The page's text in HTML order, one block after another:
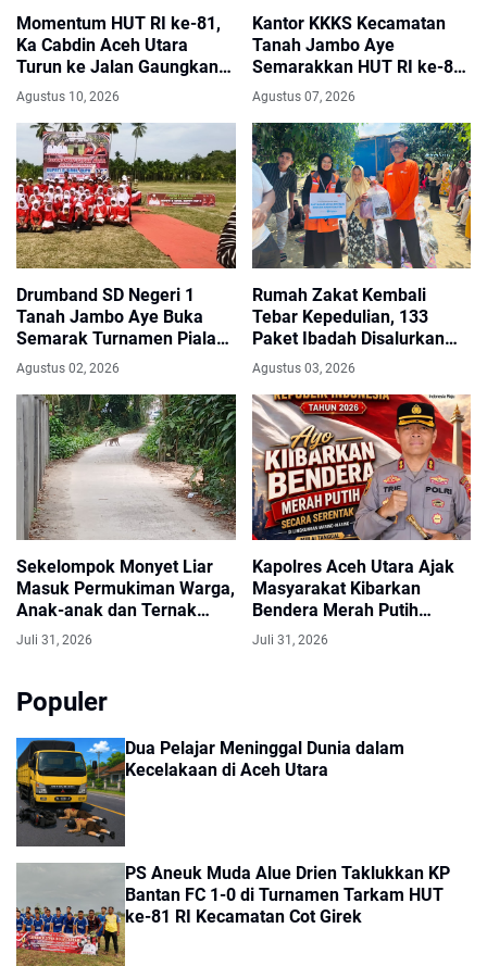
Momentum HUT RI ke-81,
Ka Cabdin Aceh Utara
Turun ke Jalan Gaungkan
“Bela dan Beli” Produk
Siswa SMK
Agustus 10, 2026
Kantor KKKS Kecamatan
Tanah Jambo Aye
Semarakkan HUT RI ke-81
dengan Umbul-Umbul dan
Pintu Gerbang Merah Putih
Agustus 07, 2026
Drumband SD Negeri 1
Tanah Jambo Aye Buka
Semarak Turnamen Piala
Bupati dan Wakil Bupati
Aceh Utara
Agustus 02, 2026
Rumah Zakat Kembali
Tebar Kepedulian, 133
Paket Ibadah Disalurkan
untuk Warga Terdampak
Banjir
Agustus 03, 2026
Sekelompok Monyet Liar
Masuk Permukiman Warga,
Anak-anak dan Ternak
Dikhawatirkan Terancam
Juli 31, 2026
Kapolres Aceh Utara Ajak
Masyarakat Kibarkan
Bendera Merah Putih
Selama Bulan Agustus
Juli 31, 2026
Populer
Dua Pelajar Meninggal Dunia dalam
Kecelakaan di Aceh Utara
PS Aneuk Muda Alue Drien Taklukkan KP
Bantan FC 1-0 di Turnamen Tarkam HUT
ke-81 RI Kecamatan Cot Girek